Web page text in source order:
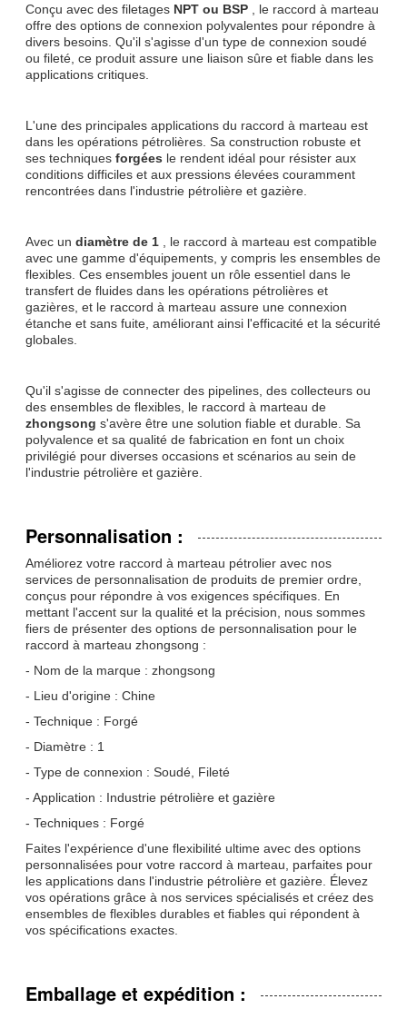
Conçu avec des filetages NPT ou BSP
, le raccord à marteau
offre des options de connexion polyvalentes pour répondre à
divers besoins. Qu'il s'agisse d'un type de connexion soudé
ou fileté, ce produit assure une liaison sûre et fiable dans les
applications critiques.
L'une des principales applications du raccord à marteau est
dans les opérations pétrolières. Sa construction robuste et
ses techniques forgées le rendent idéal pour résister aux
conditions difficiles et aux pressions élevées couramment
rencontrées dans l'industrie pétrolière et gazière.
Avec un diamètre de 1
, le raccord à marteau est compatible
avec une gamme d'équipements, y compris les ensembles de
flexibles. Ces ensembles jouent un rôle essentiel dans le
transfert de fluides dans les opérations pétrolières et
gazières, et le raccord à marteau assure une connexion
étanche et sans fuite, améliorant ainsi l'efficacité et la sécurité
globales.
Qu'il s'agisse de connecter des pipelines, des collecteurs ou
des ensembles de flexibles, le raccord à marteau de
zhongsong s'avère être une solution fiable et durable. Sa
polyvalence et sa qualité de fabrication en font un choix
privilégié pour diverses occasions et scénarios au sein de
l'industrie pétrolière et gazière.
Personnalisation :
Améliorez votre raccord à marteau pétrolier avec nos
services de personnalisation de produits de premier ordre,
conçus pour répondre à vos exigences spécifiques. En
mettant l'accent sur la qualité et la précision, nous sommes
fiers de présenter des options de personnalisation pour le
raccord à marteau zhongsong :
- Nom de la marque : zhongsong
- Lieu d'origine : Chine
- Technique : Forgé
- Diamètre : 1
- Type de connexion : Soudé, Fileté
- Application : Industrie pétrolière et gazière
- Techniques : Forgé
Faites l'expérience d'une flexibilité ultime avec des options
personnalisées pour votre raccord à marteau, parfaites pour
les applications dans l'industrie pétrolière et gazière. Élevez
vos opérations grâce à nos services spécialisés et créez des
ensembles de flexibles durables et fiables qui répondent à
vos spécifications exactes.
Emballage et expédition :